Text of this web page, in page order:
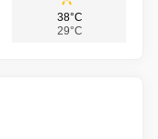
38°C
29°C